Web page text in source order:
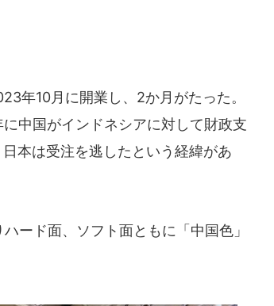
年10月に開業し、2か月がたった。
中国がインドネシアに対して財政支
本は受注を逃したという経緯があ
ード面、ソフト面ともに「中国色」